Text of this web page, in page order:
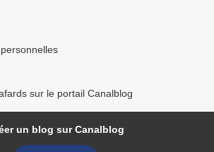
sur le portail Canalblog
un blog sur Canalblog